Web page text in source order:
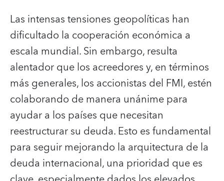
Las intensas tensiones geopolíticas han
dificultado la cooperación económica a
escala mundial. Sin embargo, resulta
alentador que los acreedores y, en términos
más generales, los accionistas del FMI, estén
colaborando de manera unánime para
ayudar a los países que necesitan
reestructurar su deuda. Esto es fundamental
para seguir mejorando la arquitectura de la
deuda internacional, una prioridad que es